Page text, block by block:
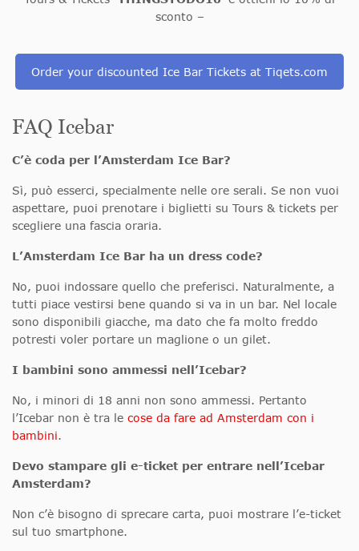
sconto –
Order your discounted Ice Bar Tickets at Tiqets.com
FAQ Icebar
C’è coda per l’Amsterdam Ice Bar?
Sì, può esserci, specialmente nelle ore serali. Se non vuoi
aspettare, puoi prenotare i biglietti su Tours & tickets per
scegliere una fascia oraria.
L’Amsterdam Ice Bar ha un dress code?
No, puoi indossare quello che preferisci. Naturalmente, a
tutti piace vestirsi bene quando si va in un bar. Nel locale
sono disponibili giacche, ma dato che fa molto freddo
potresti voler portare un maglione o un gilet.
I bambini sono ammessi nell’Icebar?
No, i minori di 18 anni non sono ammessi. Pertanto
l’Icebar non è tra le cose da fare ad Amsterdam con i
bambini.
Devo stampare gli e-ticket per entrare nell’Icebar
Amsterdam?
Non c’è bisogno di sprecare carta, puoi mostrare l’e-ticket
sul tuo smartphone.